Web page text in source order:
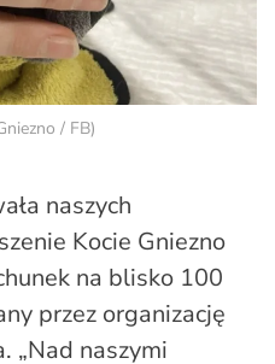
/ FB)
naszych
Kocie Gniezno
na blisko 100
przez organizację
„Nad naszymi